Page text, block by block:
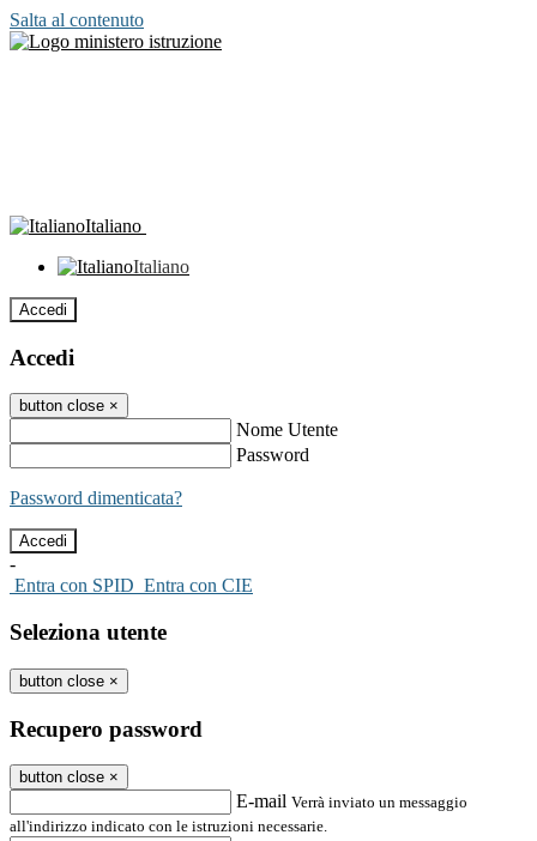
Salta al contenuto
Italiano
Italiano
Accedi
Accedi
button close ×
Nome Utente
Password
Password dimenticata?
-
Entra con SPID Entra con CIE
Seleziona utente
button close ×
Recupero password
button close ×
E-mail Verrà inviato un messaggio
all'indirizzo indicato con le istruzioni necessarie.